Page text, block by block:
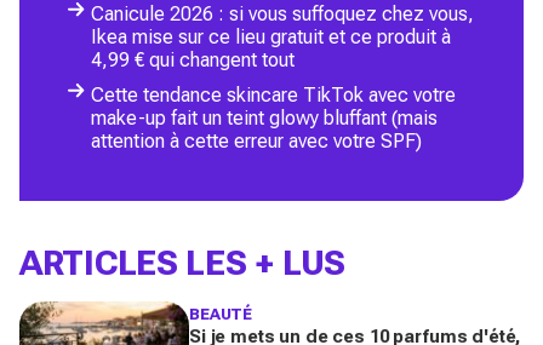
Canicule 2026 : si vous suffoquez chez vous,
Ikea mise sur ce lieu gratuit et ce produit à
4,99 € qui changent tout
Cette tendance skincare TikTok avec votre
make-up fait un teint glowy bluffant (mais
attention à cette erreur avec votre SPF)
ARTICLES LES + LUS
BEAUTÉ
Si je mets un de ces 10 parfums d'été,